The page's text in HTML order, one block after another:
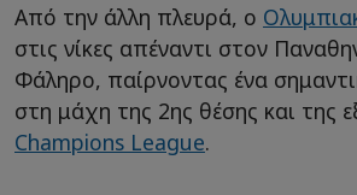
Από την άλλη πλευρά, ο
στις νίκες απέναντι στον
Φάληρο, παίρνοντας ένα
στη μάχη της 2ης θέσης και της
Champions League.